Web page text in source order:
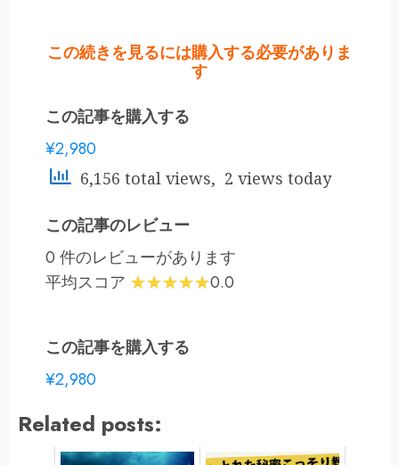
この続きを見るには購入する必要がありま
す
この記事を購入する
¥2,980
6,156 total views, 2 views today
この記事のレビュー
0 件のレビューがあります
平均スコア
0.0
この記事を購入する
¥2,980
Related posts: